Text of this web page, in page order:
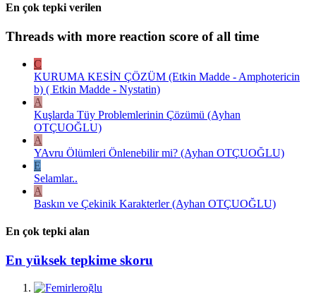
En çok tepki verilen
Threads with more reaction score of all time
C
KURUMA KESİN ÇÖZÜM (Etkin Madde - Amphotericin
b) ( Etkin Madde - Nystatin)
A
Kuşlarda Tüy Problemlerinin Çözümü (Ayhan
OTÇUOĞLU)
A
YAvru Ölümleri Önlenebilir mi? (Ayhan OTÇUOĞLU)
E
Selamlar..
A
Baskın ve Çekinik Karakterler (Ayhan OTÇUOĞLU)
En çok tepki alan
En yüksek tepkime skoru